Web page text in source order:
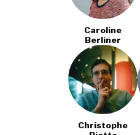
Caroline
Berliner
Christophe